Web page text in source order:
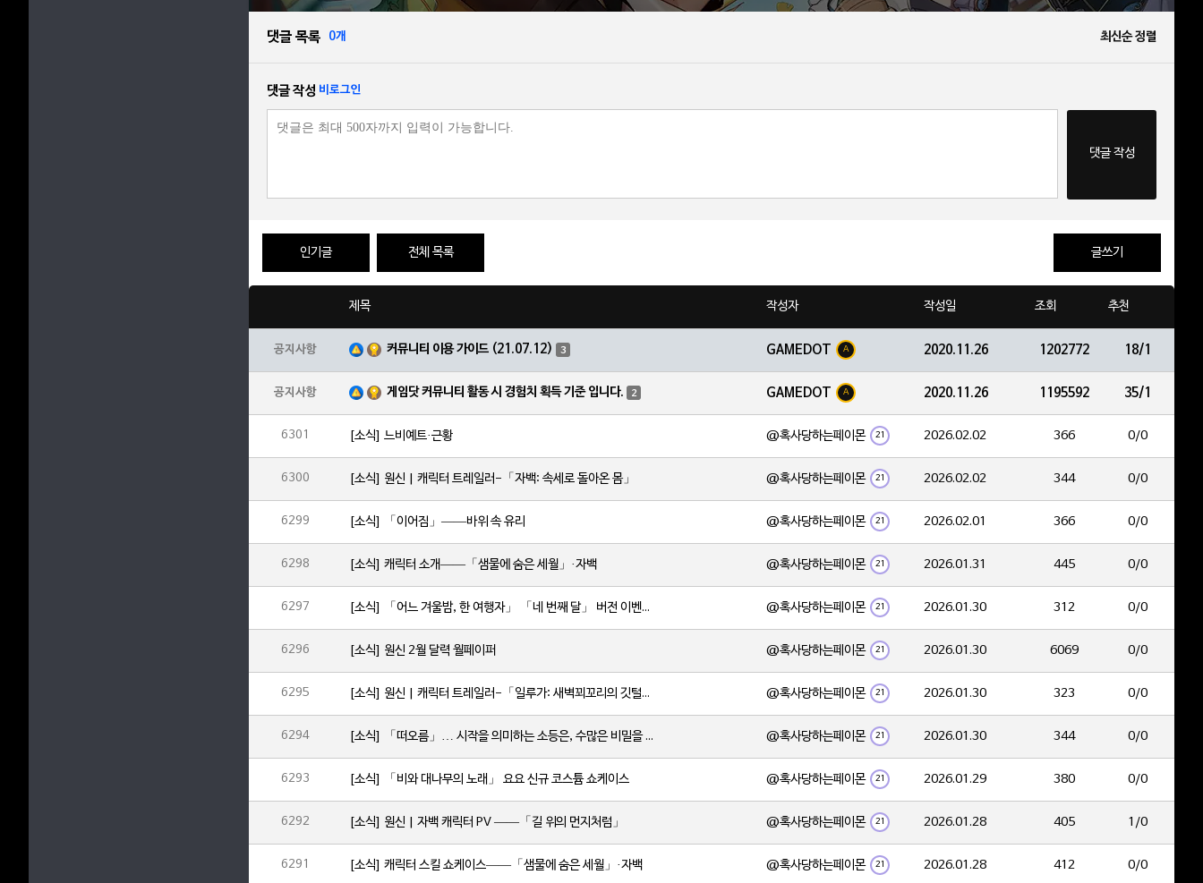
댓글 목록 0개 최신순 정렬
댓글 작성 비로그인
댓글 작성
인기글 전체 목록 글쓰기
제목 작성자 작성일 조회 추천
공지사항 커뮤니티 이용 가이드 (21.07.12) 3 GAMEDOT A 2020.11.26 1202772 18/1
공지사항 게임닷 커뮤니티 활동 시 경험치 획득 기준 입니다. 2 GAMEDOT A 2020.11.26 1195592 35/1
6301 [소식] 느비예트·근황 @혹사당하는페이몬 21 2026.02.02 366 0/0
6300 [소식] 원신 | 캐릭터 트레일러-「자백: 속세로 돌아온 몸」 @혹사당하는페이몬 21 2026.02.02 344 0/0
6299 [소식] 「이어짐」——바위 속 유리 @혹사당하는페이몬 21 2026.02.01 366 0/0
6298 [소식] 캐릭터 소개——「샘물에 숨은 세월」·자백 @혹사당하는페이몬 21 2026.01.31 445 0/0
6297 [소식] 「어느 겨울밤, 한 여행자」 「네 번째 달」 버전 이벤트 알림 제2회 @혹사당하는페이몬 21 2026.01.30 312 0/0
6296 [소식] 원신 2월 달력 월페이퍼 @혹사당하는페이몬 21 2026.01.30 6069 0/0
6295 [소식] 원신 | 캐릭터 트레일러-「일루가: 새벽꾀꼬리의 깃털」 @혹사당하는페이몬 21 2026.01.30 323 0/0
6294 [소식] 「떠오름」… 시작을 의미하는 소등은, 수많은 비밀을 품고 있습니다. @혹사당하는페이몬 21 2026.01.30 344 0/0
6293 [소식] 「비와 대나무의 노래」 요요 신규 코스튬 쇼케이스 @혹사당하는페이몬 21 2026.01.29 380 0/0
6292 [소식] 원신 | 자백 캐릭터 PV ——「길 위의 먼지처럼」 @혹사당하는페이몬 21 2026.01.28 405 1/0
6291 [소식] 캐릭터 스킬 쇼케이스——「샘물에 숨은 세월」·자백 @혹사당하는페이몬 21 2026.01.28 412 0/0